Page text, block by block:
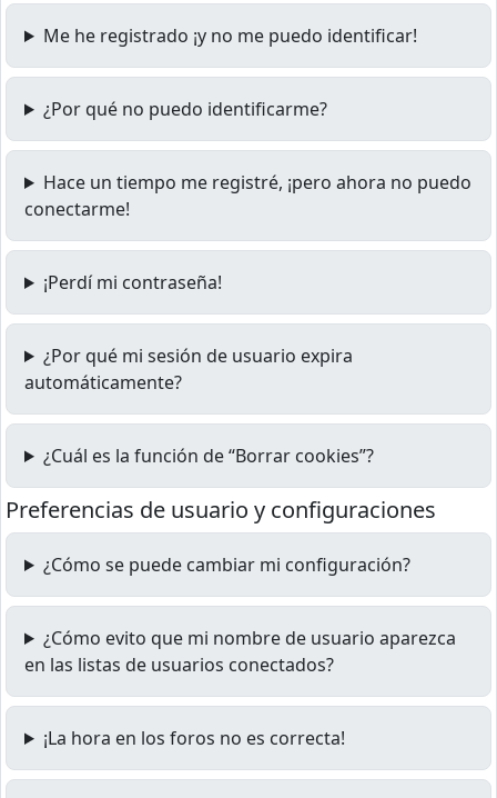
Me he registrado ¡y no me puedo identificar!
¿Por qué no puedo identificarme?
Hace un tiempo me registré, ¡pero ahora no puedo
conectarme!
¡Perdí mi contraseña!
¿Por qué mi sesión de usuario expira
automáticamente?
¿Cuál es la función de “Borrar cookies”?
Preferencias de usuario y configuraciones
¿Cómo se puede cambiar mi configuración?
¿Cómo evito que mi nombre de usuario aparezca
en las listas de usuarios conectados?
¡La hora en los foros no es correcta!